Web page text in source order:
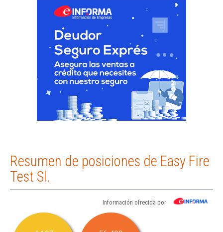
Resumen de posiciones de Easy Fire
Test Sl.
Información ofrecida por